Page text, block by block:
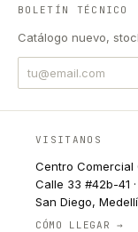
BOLETÍN TÉCNICO
Catálogo nuevo,
VISITANOS
Centro Comercial
Calle 33 #42b-41
San Diego,
CÓMO LLEGAR →